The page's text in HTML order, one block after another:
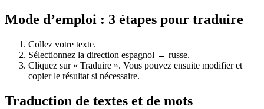
Mode d’emploi : 3 étapes pour traduire
Collez votre texte.
Sélectionnez la direction espagnol ↔ russe.
Cliquez sur « Traduire ». Vous pouvez ensuite modifier et
copier le résultat si nécessaire.
Traduction de textes et de mots